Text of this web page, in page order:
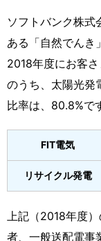
ソフトバンク株式
ある「自然でんき
2018年度にお客
のうち、太陽光発
比率は、80.8%で
FIT電気
リサイクル発電
上記（2018年度
者、一般送配電事